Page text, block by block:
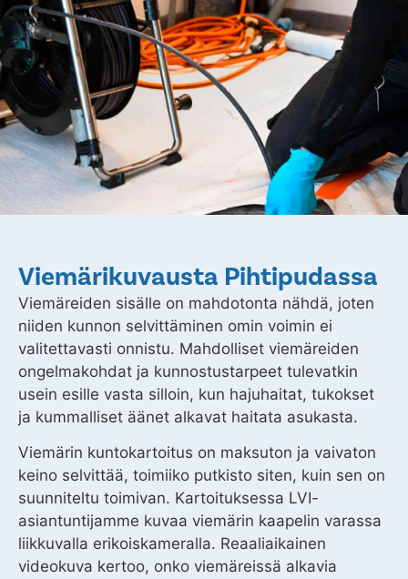
Viemärikuvausta Pihtipudassa
Viemäreiden sisälle on mahdotonta nähdä, joten
niiden kunnon selvittäminen omin voimin ei
valitettavasti onnistu. Mahdolliset viemäreiden
ongelmakohdat ja kunnostustarpeet tulevatkin
usein esille vasta silloin, kun hajuhaitat, tukokset
ja kummalliset äänet alkavat haitata asukasta.
Viemärin kuntokartoitus on maksuton ja vaivaton
keino selvittää, toimiiko putkisto siten, kuin sen on
suunniteltu toimivan. Kartoituksessa LVI-
asiantuntijamme kuvaa viemärin kaapelin varassa
liikkuvalla erikoiskameralla. Reaaliaikainen
videokuva kertoo, onko viemäreissä alkavia